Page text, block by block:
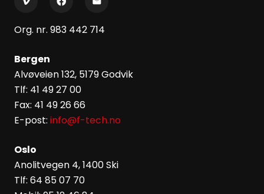
Org. nr. 983 442 714
Bergen
Alvøveien 132, 5179 Godvik
Tlf: 41 49 27 00
Fax: 41 49 26 66
E-post: info@f-tech.no
Oslo
Anolitvegen 4, 1400 Ski
Tlf: 64 85 07 70